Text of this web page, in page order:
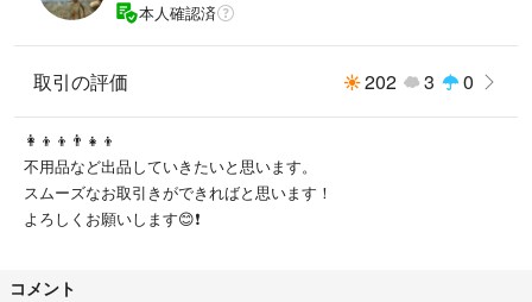
本人確認済
取引の評価 202 3 0
👩‍👦‍👦👨‍👧‍👦
不用品など出品していきたいと思います。
スムーズなお取引きができればと思います！
よろしくお願いします😊❗️
コメント